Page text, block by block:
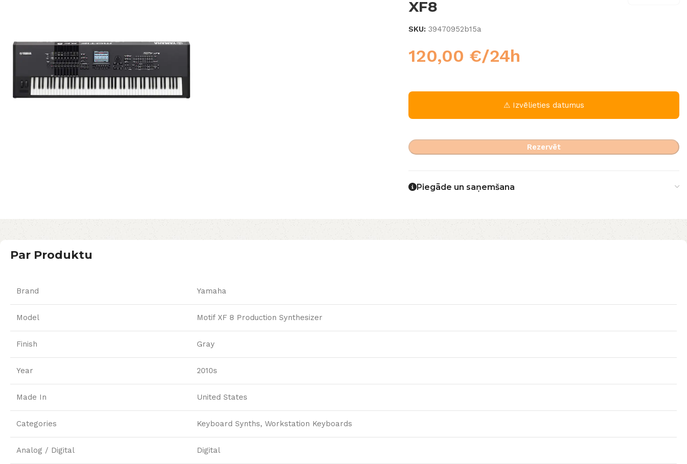
XF8
SKU: 39470952b15a
120,00 €/24h
⚠ Izvēlieties datumus
Rezervēt
Piegāde un saņemšana
Par Produktu
Brand Yamaha
Model Motif XF 8 Production Synthesizer
Finish Gray
Year 2010s
Made In United States
Categories Keyboard Synths, Workstation Keyboards
Analog / Digital Digital